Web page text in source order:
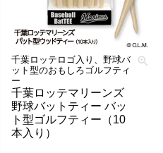
千葉ロッテロゴ入り、野球バ
ット型のおもしろゴルフティ
ー
千葉ロッテマリーンズ
野球バットティー バッ
ト型ゴルフティー（10
本入り）